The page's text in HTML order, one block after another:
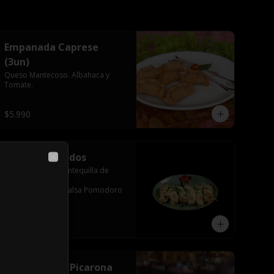
Empanada Caprese
(3un)
Queso Mantecoso. Albahaca y
Tomate.
$5.990
Palitos Trufados
6 Unidades ,En Mantequilla de
Trufa,Mozzarella,Salsa Pomodoro
Tabla Nonna Picarona
Close